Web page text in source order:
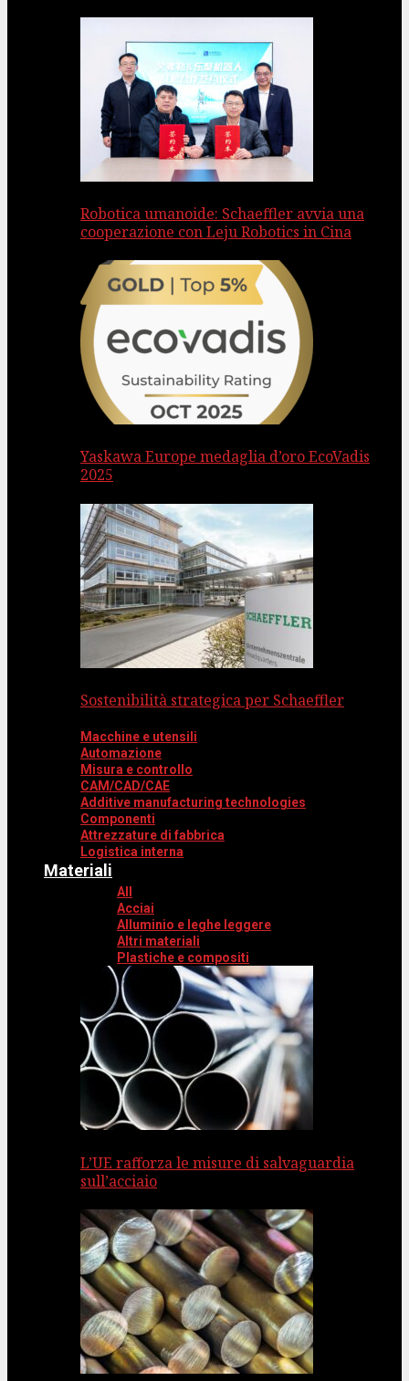
Robotica umanoide: Schaeffler avvia una
cooperazione con Leju Robotics in Cina
Yaskawa Europe medaglia d’oro EcoVadis
2025
Sostenibilità strategica per Schaeffler
Macchine e utensili
Automazione
Misura e controllo
CAM/CAD/CAE
Additive manufacturing technologies
Componenti
Attrezzature di fabbrica
Logistica interna
Materiali
All
Acciai
Alluminio e leghe leggere
Altri materiali
Plastiche e compositi
L’UE rafforza le misure di salvaguardia
sull’acciaio